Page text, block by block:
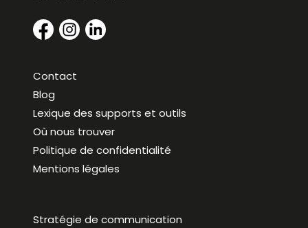
Contact
Blog
Lexique des supports et outils
Où nous trouver
Politique de confidentialité
Mentions légales
Stratégie de communication